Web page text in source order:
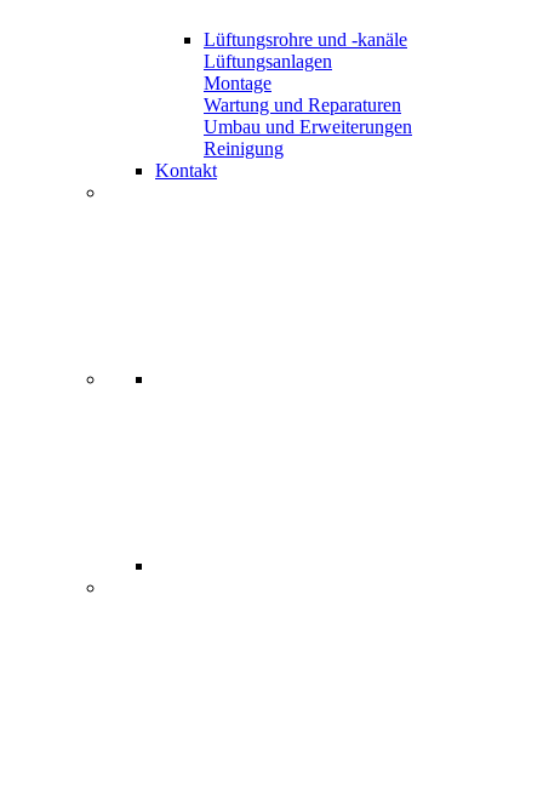
Lüftungsrohre und -kanäle
Lüftungsanlagen
Montage
Wartung und Reparaturen
Umbau und Erweiterungen
Reinigung
Kontakt